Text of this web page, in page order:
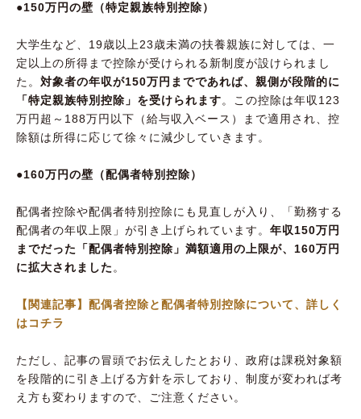
●150万円の壁（特定親族特別控除）
大学生など、19歳以上23歳未満の扶養親族に対しては、一
定以上の所得まで控除が受けられる新制度が設けられまし
た。 対象者の年収が150万円までであれば、親側が段階的に
「特定親族特別控除」を受けられます。この控除は年収123
万円超～188万円以下（給与収入ベース）まで適用され、控
除額は所得に応じて徐々に減少していきます。
●160万円の壁（配偶者特別控除）
配偶者控除や配偶者特別控除にも見直しが入り、「勤務する
配偶者の年収上限」が引き上げられています。 年収150万円
までだった「配偶者特別控除」満額適用の上限が、160万円
に拡大されました。
【関連記事】配偶者控除と配偶者特別控除について、詳しく
はコチラ
ただし、記事の冒頭でお伝えしたとおり、政府は課税対象額
を段階的に引き上げる方針を示しており、制度が変われば考
え方も変わりますので、ご注意ください。